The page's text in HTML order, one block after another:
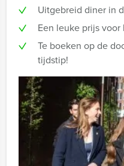
Uitgebreid diner in
Een leuke prijs
Te boeken op de
tijdstip!